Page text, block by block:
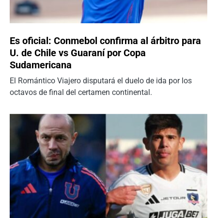
Es oficial: Conmebol confirma al árbitro para
U. de Chile vs Guaraní por Copa
Sudamericana
El Romántico Viajero disputará el duelo de ida por los
octavos de final del certamen continental.